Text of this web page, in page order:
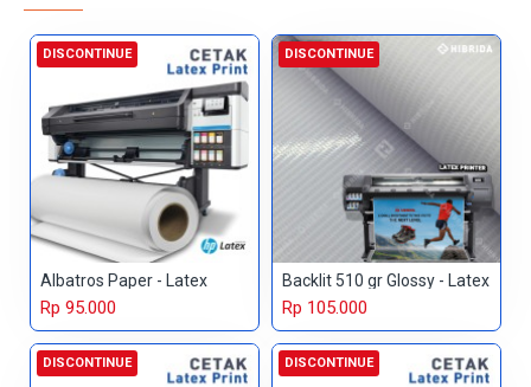
DISCONTINUE
Albatros Paper - Latex
Rp 95.000
DISCONTINUE
Backlit 510 gr Glossy - Latex
Rp 105.000
DISCONTINUE DISCONTINUE